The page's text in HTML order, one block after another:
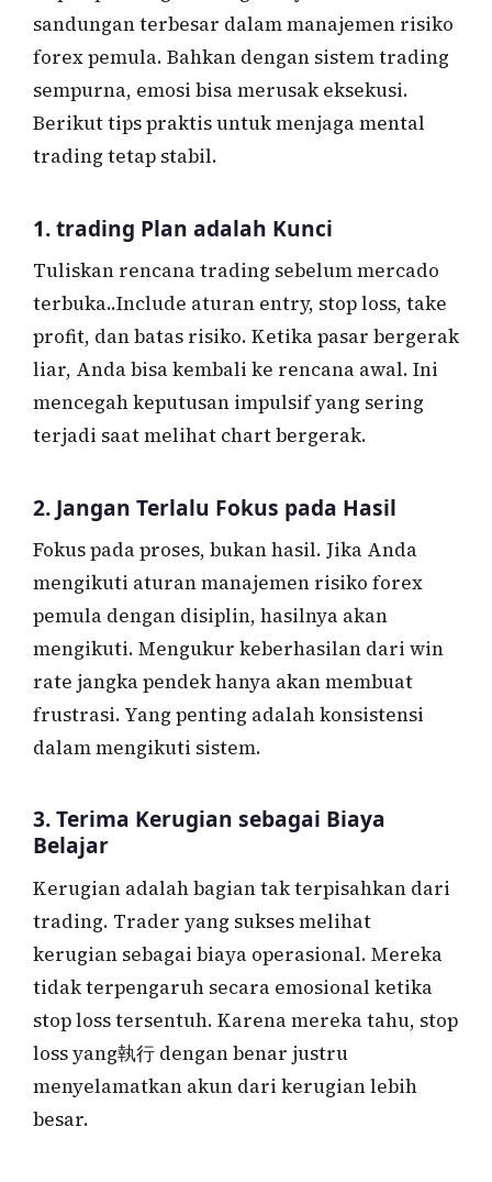
sandungan terbesar dalam manajemen risiko
forex pemula. Bahkan dengan sistem trading
sempurna, emosi bisa merusak eksekusi.
Berikut tips praktis untuk menjaga mental
trading tetap stabil.
1. trading Plan adalah Kunci
Tuliskan rencana trading sebelum mercado
terbuka..Include aturan entry, stop loss, take
profit, dan batas risiko. Ketika pasar bergerak
liar, Anda bisa kembali ke rencana awal. Ini
mencegah keputusan impulsif yang sering
terjadi saat melihat chart bergerak.
2. Jangan Terlalu Fokus pada Hasil
Fokus pada proses, bukan hasil. Jika Anda
mengikuti aturan manajemen risiko forex
pemula dengan disiplin, hasilnya akan
mengikuti. Mengukur keberhasilan dari win
rate jangka pendek hanya akan membuat
frustrasi. Yang penting adalah konsistensi
dalam mengikuti sistem.
3. Terima Kerugian sebagai Biaya
Belajar
Kerugian adalah bagian tak terpisahkan dari
trading. Trader yang sukses melihat
kerugian sebagai biaya operasional. Mereka
tidak terpengaruh secara emosional ketika
stop loss tersentuh. Karena mereka tahu, stop
loss yang執行 dengan benar justru
menyelamatkan akun dari kerugian lebih
besar.